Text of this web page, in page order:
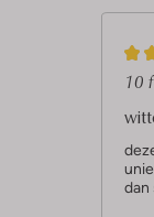
4
S
t
e
r
10
dan